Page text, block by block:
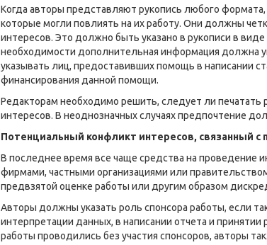
Когда авторы представляют рукопись любого
которые могли повлиять на их работу. Они должны
интересов. Это должно быть указано в рукописи в
необходимости дополнительная информация должна
указывать лиц, предоставивших помощь в написании
финансирования данной помощи.
Редакторам необходимо решить, следует ли
интересов. В неоднозначных случаях предпочтение
Потенциальный конфликт интересов, связанный
В последнее время все чаще средства на
фирмами, частными организациями или
предвзятой оценке работы или другим образом
Авторы должны указать роль спонсора работы, если
интерпретации данных, в написании отчета и
работы проводились без участия спонсоров, авторы